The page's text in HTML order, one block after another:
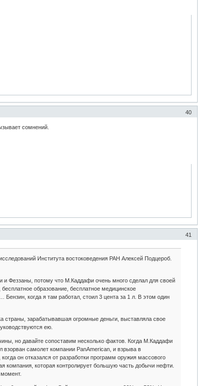
40
сомнений.
41
Института востоковедения РАН Алексей Подцероб.
и Феззаны, потому что М.Каддафи очень много сделал для своей
образование, бесплатное медицинское
когда я там работал, стоил 3 цента за 1 л. В этом один
страны, зарабатывавшая огромные деньги, выставляла свое
ею.
но давайте сопоставим несколько фактов. Когда М.Каддафи
самолет компании PanAmerican, и взрыва в
он отказался от разработки программ оружия массового
компания, которая контролирует большую часть добычи нефти.